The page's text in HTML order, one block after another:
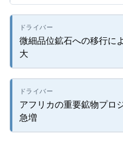
微細品位鉱石への移行に
大
アフリカの重要鉱物プロ
急増